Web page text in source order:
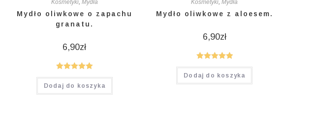
Kosmetyki, Mydła
Mydło oliwkowe o zapachu
granatu.
6,90zł
Oceniono
5.00na 5
Dodaj do koszyka
Kosmetyki,Mydła
Mydło oliwkowe z aloesem.
6,90zł
Oceniono
5.00na 5
Dodaj do koszyka